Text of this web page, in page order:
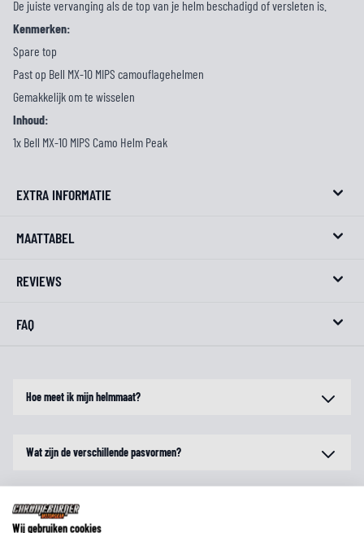
De juiste vervanging als de top van je helm beschadigd of versleten is.
Kenmerken:
Spare top
Past op Bell MX-10 MIPS camouflagehelmen
Gemakkelijk om te wisselen
Inhoud:
1x Bell MX-10 MIPS Camo Helm Peak
EXTRA INFORMATIE
MAATTABEL
REVIEWS
FAQ
Hoe meet ik mijn helmmaat?
Wat zijn de verschillende pasvormen?
Zijn maten voor alle merken gelijk?
Wij gebruiken cookies